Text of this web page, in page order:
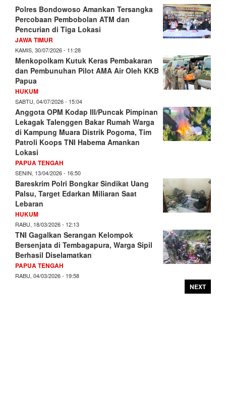
Polres Bondowoso Amankan Tersangka
Percobaan Pembobolan ATM dan
Pencurian di Tiga Lokasi
JAWA TIMUR
KAMIS, 30/07/2026 - 11:28
Menkopolkam Kutuk Keras Pembakaran
dan Pembunuhan Pilot AMA Air Oleh KKB
Papua
HUKUM
SABTU, 04/07/2026 - 15:04
Anggota OPM Kodap III/Puncak Pimpinan
Lekagak Talenggen Bakar Rumah Warga
di Kampung Muara Distrik Pogoma, Tim
Patroli Koops TNI Habema Amankan
Lokasi
PAPUA TENGAH
SENIN, 13/04/2026 - 16:50
Bareskrim Polri Bongkar Sindikat Uang
Palsu, Target Edarkan Miliaran Saat
Lebaran
HUKUM
RABU, 18/03/2026 - 12:13
TNI Gagalkan Serangan Kelompok
Bersenjata di Tembagapura, Warga Sipil
Berhasil Diselamatkan
PAPUA TENGAH
RABU, 04/03/2026 - 19:58
NEXT